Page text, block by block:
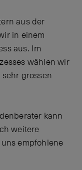
aus der
in einem
aus. Im
wählen wir
grossen
kann
weitere
empfohlene